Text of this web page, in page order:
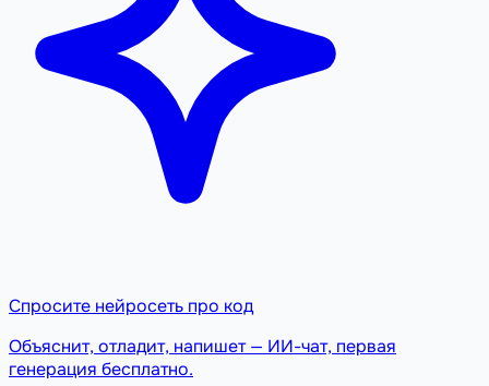
Спросите нейросеть про код
Объяснит, отладит, напишет — ИИ-чат, первая
генерация бесплатно.